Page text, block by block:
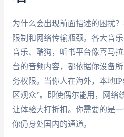
为什么会出现前面描述的困扰
限制和网络传输瓶颈。各大音
音乐、酷狗，听书平台像喜马
台的音频内容，都依据你设备
务权限。当你人在海外，本地
区观众”。即使偶尔能用，网络
让体验大打折扣。你需要的是
你仍身处国内的通道。